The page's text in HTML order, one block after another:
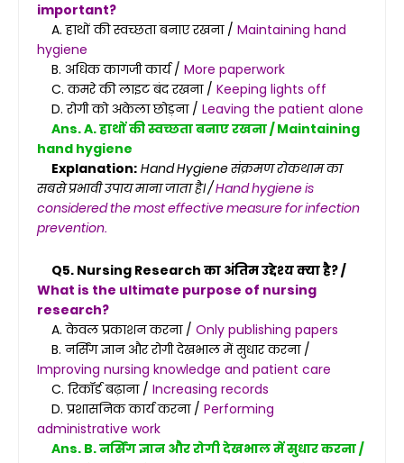
important?
A. हाथों की स्वच्छता बनाए रखना / Maintaining hand
hygiene
B. अधिक कागजी कार्य / More paperwork
C. कमरे की लाइट बंद रखना / Keeping lights off
D. रोगी को अकेला छोड़ना / Leaving the patient alone
Ans. A. हाथों की स्वच्छता बनाए रखना / Maintaining
hand hygiene
Explanation: Hand Hygiene संक्रमण रोकथाम का
सबसे प्रभावी उपाय माना जाता है। /Hand hygiene is
considered the most effective measure for infection
prevention.
Q5. Nursing Research का अंतिम उद्देश्य क्या है? /
What is the ultimate purpose of nursing
research?
A. केवल प्रकाशन करना / Only publishing papers
B. नर्सिंग ज्ञान और रोगी देखभाल में सुधार करना /
Improving nursing knowledge and patient care
C. रिकॉर्ड बढ़ाना / Increasing records
D. प्रशासनिक कार्य करना / Performing
administrative work
Ans. B. नर्सिंग ज्ञान और रोगी देखभाल में सुधार करना /